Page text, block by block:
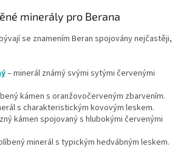
ý
i
minerály pro Berana
se znamením Beran spojovány nejčastěji,
– minerál známý svými sytými červenými
kámen s oranžovočerveným zbarvením.
s charakteristickým kovovým leskem.
kámen spojovaný s hlubokými červenými
minerál s typickým hedvábným leskem.